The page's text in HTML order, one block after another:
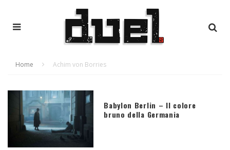
Home Achim von Borries
Babylon Berlin – Il colore
bruno della Germania